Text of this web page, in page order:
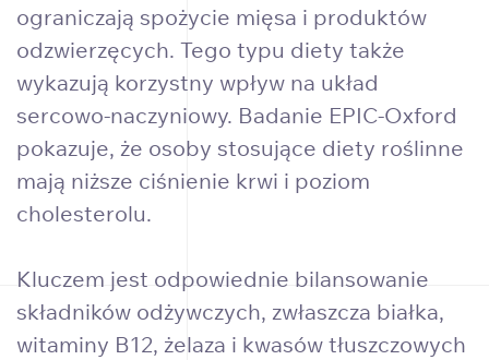
ograniczają spożycie mięsa i produktów
odzwierzęcych. Tego typu diety także
wykazują korzystny wpływ na układ
sercowo-naczyniowy. Badanie EPIC-Oxford
pokazuje, że osoby stosujące diety roślinne
mają niższe ciśnienie krwi i poziom
cholesterolu.
Kluczem jest odpowiednie bilansowanie
składników odżywczych, zwłaszcza białka,
witaminy B12, żelaza i kwasów tłuszczowych